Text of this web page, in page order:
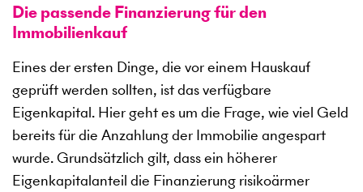
Die passende Finanzierung für den
Immobilienkauf
Eines der ersten Dinge, die vor einem Hauskauf
geprüft werden sollten, ist das verfügbare
Eigenkapital. Hier geht es um die Frage, wie viel Geld
bereits für die Anzahlung der Immobilie angespart
wurde. Grundsätzlich gilt, dass ein höherer
Eigenkapitalanteil die Finanzierung risikoärmer